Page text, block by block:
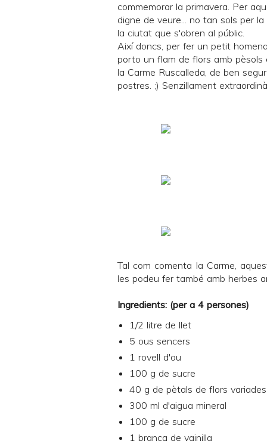
commemorar la primavera. Per
digne de veure... no tan sols per
la ciutat que s'obren al públic.
Així doncs, per fer un petit
porto un flam de flors amb pèsols
la Carme Ruscalleda, de ben
postres. ;) Senzillament
Tal com comenta la Carme,
les podeu fer també amb herbes
Ingredients: (per a 4 persones)
1/2 litre de llet
5 ous sencers
1 rovell d'ou
100 g de sucre
40 g de pètals de flors
300 ml d'aigua mineral
100 g de sucre
1 branca de vainilla